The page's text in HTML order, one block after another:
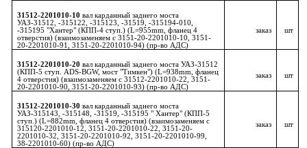
31512-2201010-10 вал карданный заднего моста
УАЗ-31512, -315122, -315123, -31519, -315194-010,
-315195 "Хантер" (КПП-4 ступ.) (L=955mm, фланец 4
отверстия) (взаимозаменяем с 3151-20-2201010-10, 3151-
20-2201010-91, 3151-20-2201010-94) (пр-во АДС)
заказ шт
31512-2201010-20 вал карданный заднего моста УАЗ-31512
(КПП-5 ступ. ADS-BGW, мост "Тимкен") (L=938mm, фланец
4 отверстия) (взаимозаменяем с 31512-2201010-22, 3151-
20-2201010-90, 3151-20-2201010-93) (пр-во АДС)
заказ шт
31512-2201010-30 вал карданный заднего моста
УАЗ-315143, -315148, -31519, -315195 " Хантер" (КПП-5
ступ.) (L=882mm, фланец 4 отверстия) (взаимозаменяем с
315120-2201010-12, 3151-20-2201010-22, 3151-20-
2201010-32, 3151-20-2201010-92, 3151-20-2201010-99,
38-2201010-60) (пр-во АДС)
заказ шт